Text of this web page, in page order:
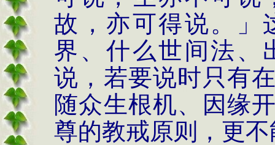
故，亦可得说。」
界、什么世间法、
说，若要说时只有
随众生根机、因缘
尊的教戒原则，更